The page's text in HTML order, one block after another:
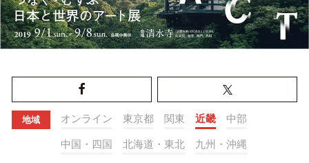
地域 オンライン 東京都 関東 近畿 中部
中国・四国 北海道・東北 九州・沖縄